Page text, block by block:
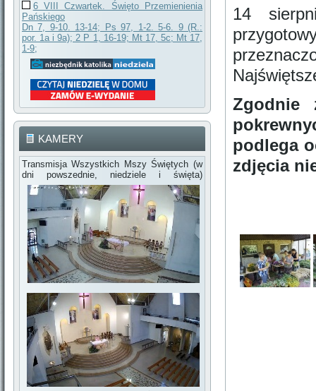
6 VIII Czwartek. Święto Przemienienia
Pańskiego
Dn 7, 9-10. 13-14; Ps 97, 1-2. 5-6. 9 (R.:
por. 1a i 9a); 2 P 1, 16-19; Mt 17, 5c; Mt 17,
1-9;
KAMERY
Transmisja Wszystkich Mszy Świętych (w
dni powszednie, niedziele i święta)
14
Zgodnie
podlega
zdjęcia